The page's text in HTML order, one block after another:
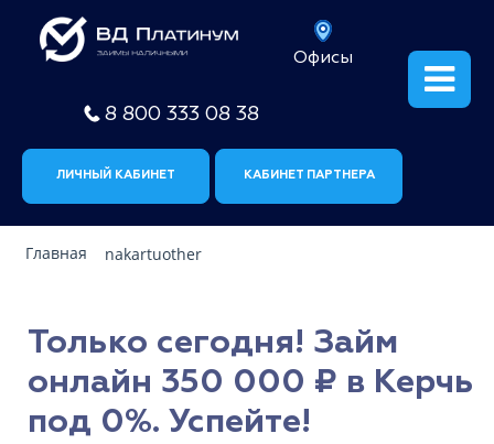
Офисы
8 800 333 08 38
ЛИЧНЫЙ КАБИНЕТ КАБИНЕТ ПАРТНЕРА
Главная nakartuother
Только сегодня! Займ
онлайн 350 000 ₽ в Керчь
под 0%. Успейте!